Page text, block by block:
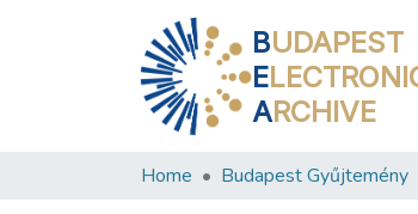
BUDAPEST
E
ARCHIVE
Home Budapest Gyűjtemény